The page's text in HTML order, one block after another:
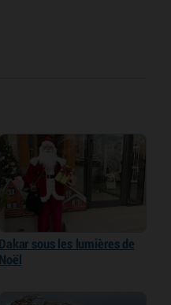
Dakar sous les lumières de
Noël